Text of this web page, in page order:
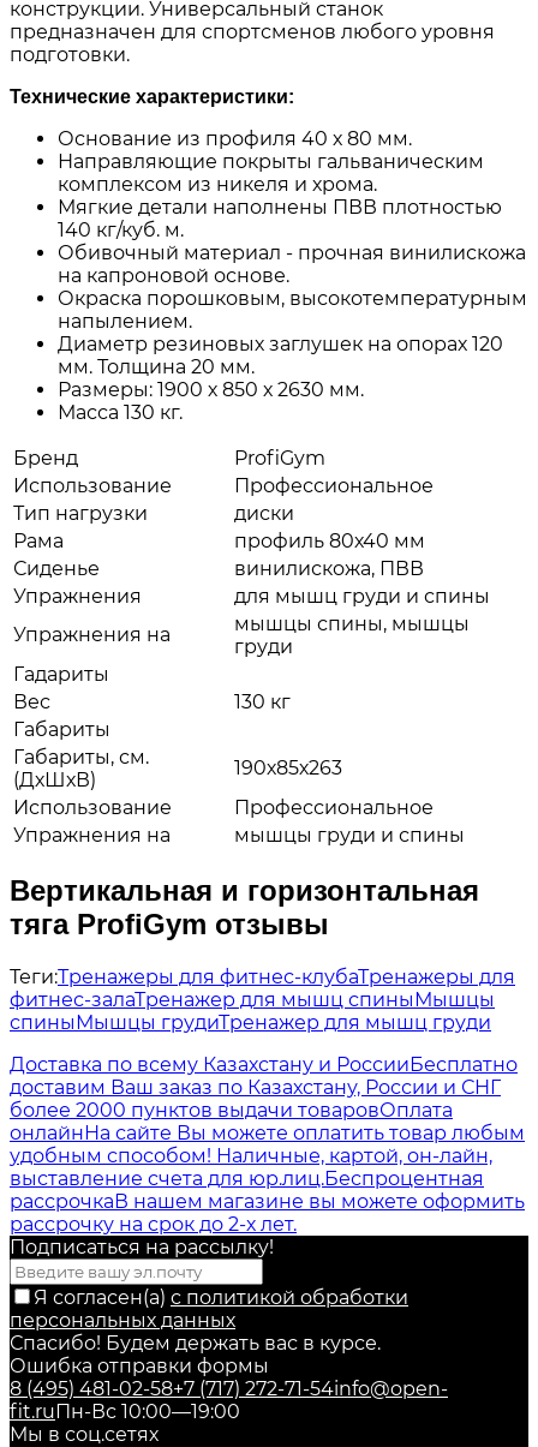
конструкции. Универсальный станок
предназначен для спортсменов любого уровня
подготовки.
Технические характеристики:
Основание из профиля 40 х 80 мм.
Направляющие покрыты гальваническим
комплексом из никеля и хрома.
Мягкие детали наполнены ПВВ плотностью
140 кг/куб. м.
Обивочный материал - прочная винилискожа
на капроновой основе.
Окраска порошковым, высокотемпературным
напылением.
Диаметр резиновых заглушек на опорах 120
мм. Толщина 20 мм.
Размеры: 1900 х 850 х 2630 мм.
Масса 130 кг.
Бренд
ProfiGym
Использование
Профессиональное
Тип нагрузки
диски
Рама
профиль 80х40 мм
Сиденье
винилискожа, ПВВ
Упражнения
для мышц груди и спины
Упражнения на
мышцы спины, мышцы
груди
Гадариты
Вес
130 кг
Габариты
Габариты, см.
(ДхШхВ)
190х85х263
Использование
Профессиональное
Упражнения на
мышцы груди и спины
Вертикальная и горизонтальная
тяга ProfiGym отзывы
Теги:Тренажеры для фитнес-клубаТренажеры для
фитнес-залаТренажер для мышц спиныМышцы
спиныМышцы грудиТренажер для мышц груди
Доставка по всему Казахстану и РоссииБесплатно
доставим Ваш заказ по Казахстану, России и СНГ
более 2000 пунктов выдачи товаровОплата
онлайнНа сайте Вы можете оплатить товар любым
удобным способом! Наличные, картой, он-лайн,
выставление счета для юр.лиц.Беспроцентная
рассрочкаВ нашем магазине вы можете оформить
рассрочку на срок до 2-х лет.
Подписаться на рассылкy!
Я согласен(a) с политикой обработки
персональных данных
Спасибо! Будем держать вас в курсе.
Ошибка отправки формы
8 (495) 481-02-58+7 (717) 272-71-54info@open-
fit.ruПн-Вс 10:00—19:00
Мы в соц.сетях